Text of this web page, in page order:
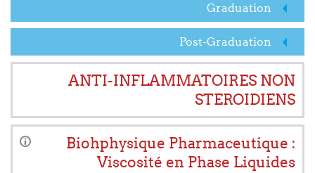
Graduation
Post-Graduation
ANTI-INFLAMMATOIRES NON
STEROIDIENS
Biohphysique Pharmaceutique :
Viscosité en Phase Liquides